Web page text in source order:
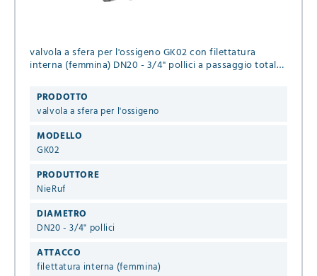
valvola a sfera per l'ossigeno GK02 con filettatura
interna (femmina) DN20 - 3/4" pollici a passaggio totale,
PRODOTTO
valvola a sfera per l'ossigeno
MODELLO
GK02
PRODUTTORE
NieRuf
DIAMETRO
DN20 - 3/4" pollici
ATTACCO
filettatura interna (femmina)